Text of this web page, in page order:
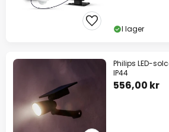
I lager
Philips LED-
IP44
556,00 kr